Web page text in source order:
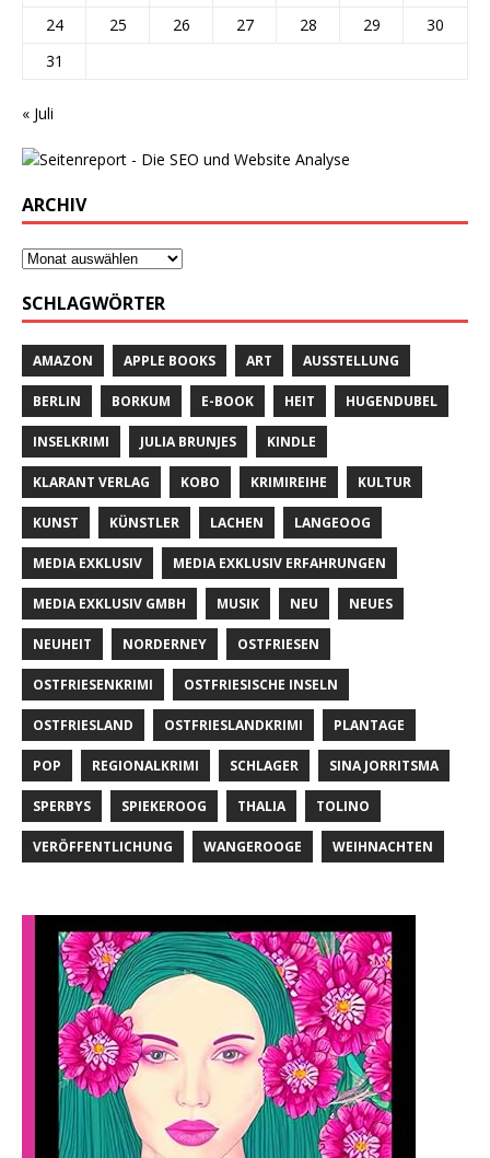
24
25 26 27 28 29
30
31
« Juli
ARCHIV
SCHLAGWÖRTER
AMAZON APPLE BOOKS ART AUSSTELLUNG
BERLIN BORKUM E-BOOK HEIT HUGENDUBEL
INSELKRIMI JULIA BRUNJES KINDLE
KLARANT VERLAG KOBO KRIMIREIHE KULTUR
KUNST KÜNSTLER LACHEN LANGEOOG
MEDIA EXKLUSIV MEDIA EXKLUSIV ERFAHRUNGEN
MEDIA EXKLUSIV GMBH MUSIK NEU NEUES
NEUHEIT NORDERNEY OSTFRIESEN
OSTFRIESENKRIMI OSTFRIESISCHE INSELN
OSTFRIESLAND OSTFRIESLANDKRIMI PLANTAGE
POP REGIONALKRIMI SCHLAGER SINA JORRITSMA
SPERBYS SPIEKEROOG THALIA TOLINO
VERÖFFENTLICHUNG WANGEROOGE WEIHNACHTEN